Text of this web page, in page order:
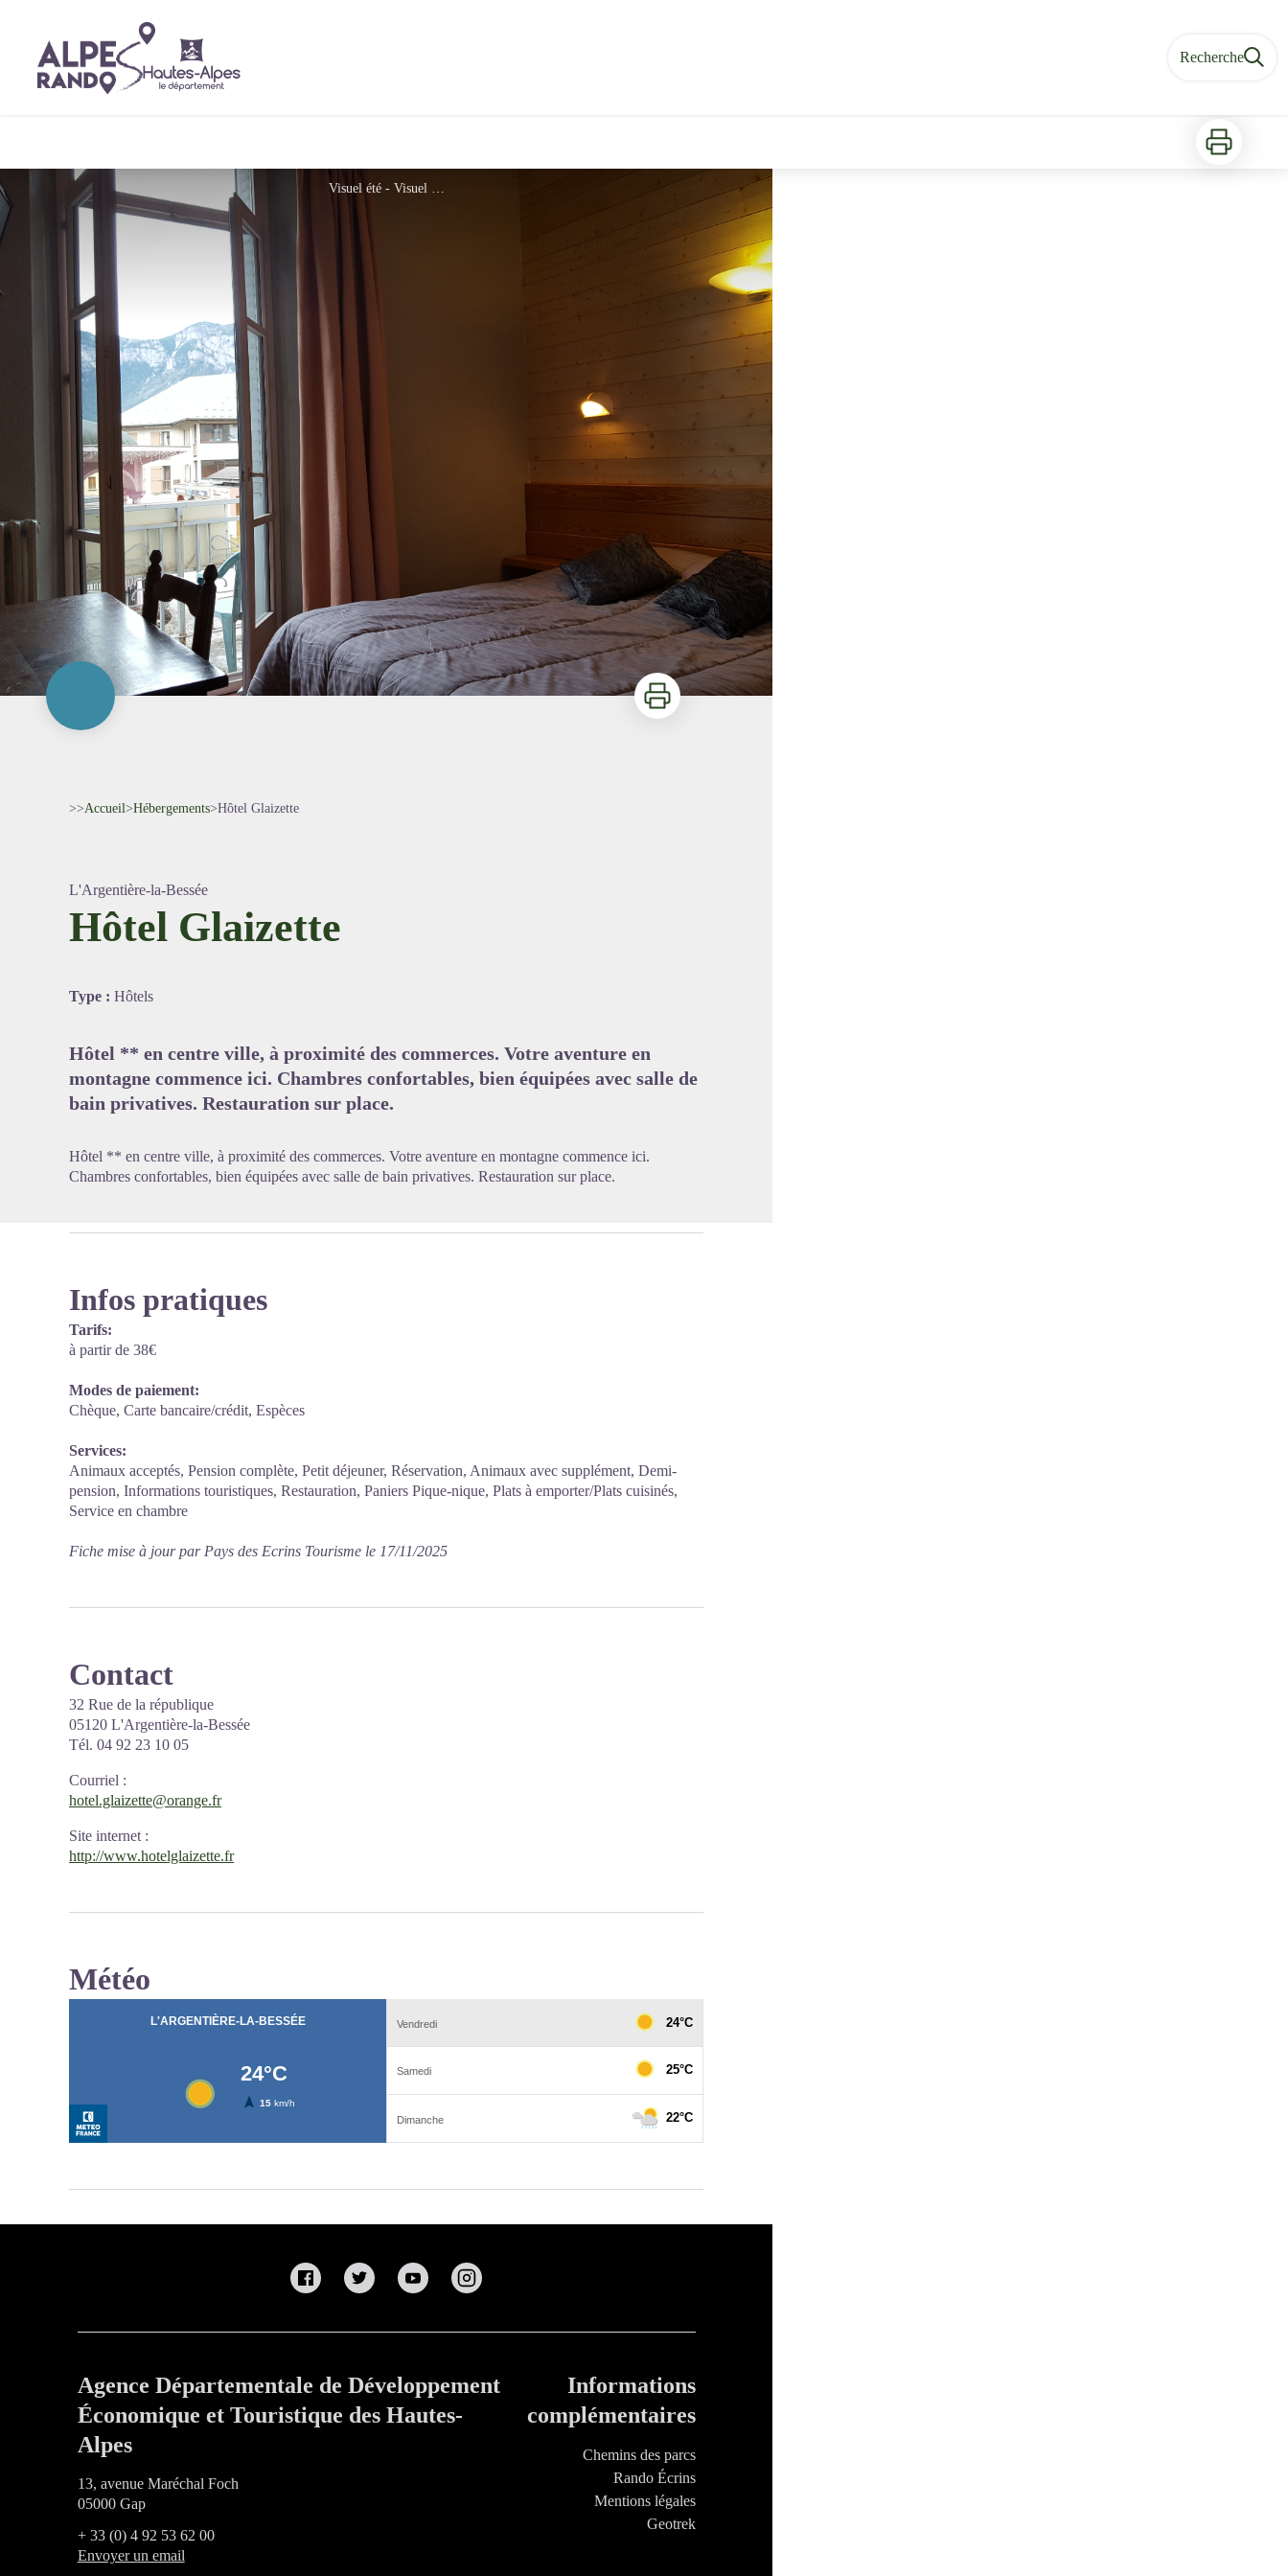
Recherche
Imprimer
Visuel été - Visuel été
Imprimer
>>Accueil>Hébergements>Hôtel Glaizette
L'Argentière-la-Bessée
Hôtel Glaizette
Type : Hôtels
Hôtel ** en centre ville, à proximité des commerces. Votre aventure en
montagne commence ici. Chambres confortables, bien équipées avec salle de
bain privatives. Restauration sur place.
Hôtel ** en centre ville, à proximité des commerces. Votre aventure en montagne commence ici.
Chambres confortables, bien équipées avec salle de bain privatives. Restauration sur place.
Infos pratiques
Tarifs:
à partir de 38€
Modes de paiement:
Chèque, Carte bancaire/crédit, Espèces
Services:
Animaux acceptés, Pension complète, Petit déjeuner, Réservation, Animaux avec supplément, Demi-
pension, Informations touristiques, Restauration, Paniers Pique-nique, Plats à emporter/Plats cuisinés,
Service en chambre
Fiche mise à jour par Pays des Ecrins Tourisme le 17/11/2025
Contact
32 Rue de la république
05120 L'Argentière-la-Bessée
Tél. 04 92 23 10 05
Courriel :
hotel.glaizette@orange.fr
Site internet :
http://www.hotelglaizette.fr
Météo
Agence Départementale de Développement
Économique et Touristique des Hautes-
Alpes
13, avenue Maréchal Foch
05000 Gap
+ 33 (0) 4 92 53 62 00
Envoyer un email
Informations
complémentaires
Chemins des parcs
Rando Écrins
Mentions légales
Geotrek